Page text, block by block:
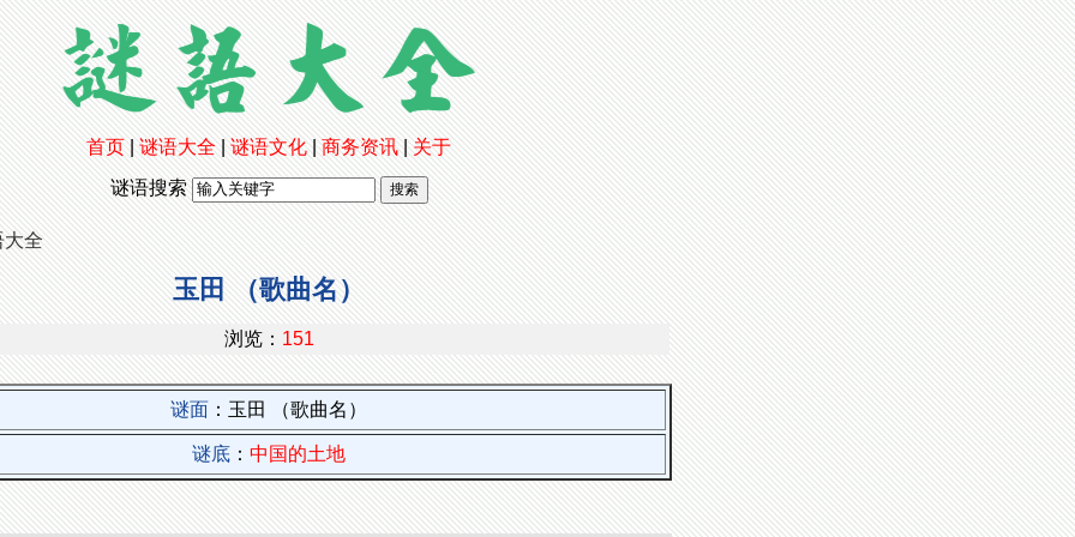
首页 谜语大全 谜语文化 商务资讯
关于
谜语搜索
大全
玉田 （歌曲名）
浏览： 151
谜面 ：玉田 （歌曲名）
谜底 ： 中国的土地